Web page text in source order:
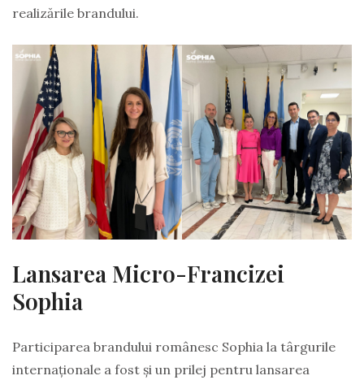
realizările brandului.
Lansarea Micro-Francizei
Sophia
Participarea brandului românesc Sophia la târgurile
internaționale a fost și un prilej pentru lansarea